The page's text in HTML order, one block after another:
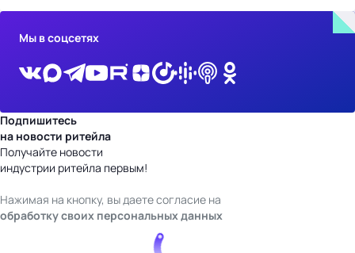
Мы в соцсетях
Подпишитесь
на новости ритейла
Получайте новости
индустрии ритейла первым!
Нажимая на кнопку, вы даете согласие на
обработку своих персональных данных